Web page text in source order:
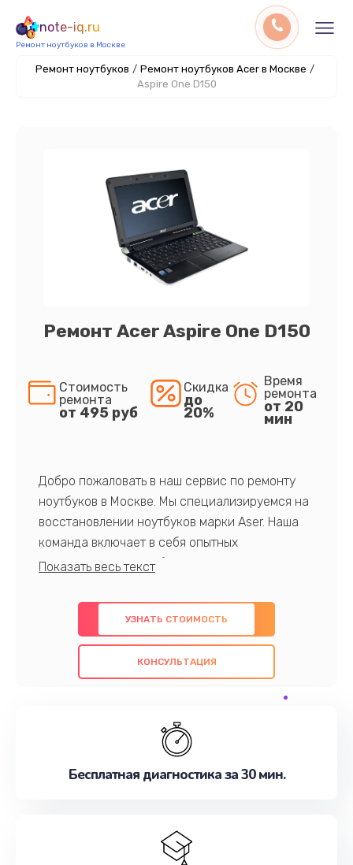
note-iq.ru
Ремонт ноутбуков в Москве
Ремонт ноутбуков / Ремонт ноутбуков Acer в Москве /
Aspire One D150
Ремонт Acer Aspire One D150
Стоимость
ремонта
от 495 руб
Скидка
до
20%
Время
ремонта
от 20
мин
Добро пожаловать в наш сервис по ремонту
ноутбуков в Москве. Мы специализируемся на
восстановлении ноутбуков марки Aser. Наша
команда включает в себя опытных
профессионалов с обширными знаниями и
предлагаем быстрый и качественный ремонт с
использованием оригинальных компонентов, а
также гарантируем качество всех
проведенных работ. Наша цель - предоставить
наилучшим образом. Не медлите записаться на
УЗНАТЬ СТОИМОСТЬ
КОНСУЛЬТАЦИЯ
Бесплатная диагностика за 30 мин.